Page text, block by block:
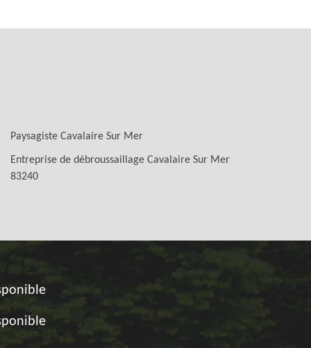
Paysagiste Cavalaire Sur Mer
Entreprise de débroussaillage Cavalaire Sur Mer
83240